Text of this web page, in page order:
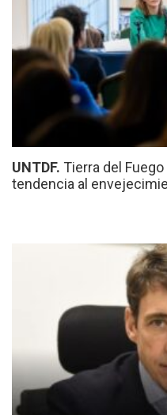
UNTDF. Tierra del
tendencia al